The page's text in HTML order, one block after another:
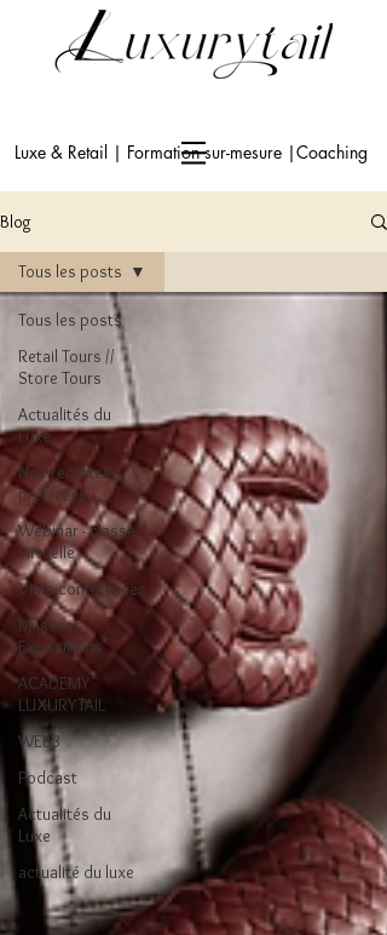
Luxe & Retail | Formation sur-mesure |Coaching
Blog
Tous les posts
Retail Tours //
Store Tours
Actualités du
Luxe
Nos recettes
préférées
Webinar - classe
virtuelle
Visio-conférences
Musées -
Expositions
ACADEMY
LUXURYTAIL
WEB3
Podcast
Actualités du
Luxe
actualité du luxe
Tous les posts